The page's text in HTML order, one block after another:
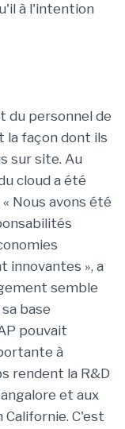
à l'intention
du personnel de
la façon dont ils
sur site. Au
cloud a été
Nous avons été
innovantes », a
semble
base
pouvait
à
rendent la R&D
et aux
C'est